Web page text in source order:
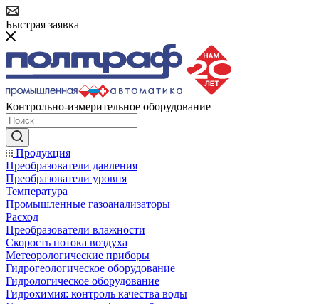
Быстрая заявка
Контрольно-измерительное оборудование
Продукция
Преобразователи давления
Преобразователи уровня
Температура
Промышленные газоанализаторы
Расход
Преобразователи влажности
Скорость потока воздуха
Метеорологические приборы
Гидрогеологическое оборудование
Гидрологическое оборудование
Гидрохимия: контроль качества воды